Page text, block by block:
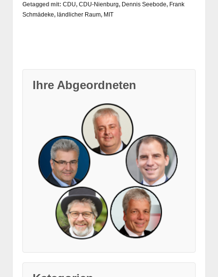
Getagged mit: CDU, CDU-Nienburg, Dennis Seebode, Frank
Schmädeke, ländlicher Raum, MIT
Ihre Abgeordneten